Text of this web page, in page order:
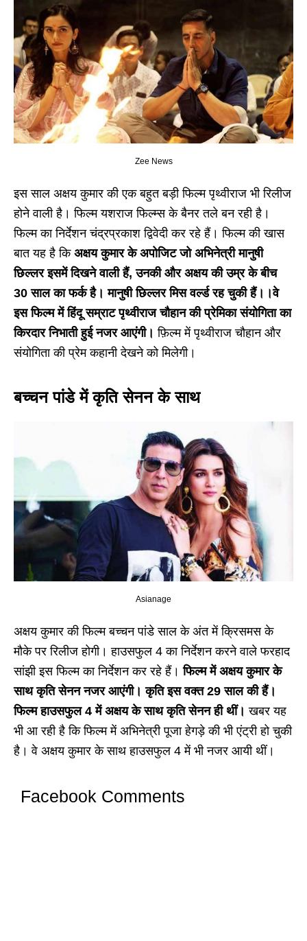
Zee News
इस साल अक्षय कुमार की एक बहुत बड़ी फिल्म पृथ्वीराज भी रिलीज
होने वाली है। फिल्म यशराज फिल्म्स के बैनर तले बन रही है।
फिल्म का निर्देशन चंद्रप्रकाश द्विवेदी कर रहे हैं। फिल्म की खास
बात यह है कि अक्षय कुमार के अपोजिट जो अभिनेत्री मानुषी
छिल्लर इसमें दिखने वाली हैं, उनकी और अक्षय की उम्र के बीच
30 साल का फर्क है। मानुषी छिल्लर मिस वर्ल्ड रह चुकी हैं।।वे
इस फिल्म में हिंदू सम्राट पृथ्वीराज चौहान की प्रेमिका संयोगिता का
किरदार निभाती हुई नजर आएंगी।फ़िल्म में पृथ्वीराज चौहान और
संयोगिता की प्रेम कहानी देखने को मिलेगी।
बच्चन पांडे में कृति सेनन के साथ
Asianage
अक्षय कुमार की फिल्म बच्चन पांडे साल के अंत में क्रिसमस के
मौके पर रिलीज होगी। हाउसफुल 4 का निर्देशन करने वाले फरहाद
सांझी इस फिल्म का निर्देशन कर रहे हैं।फिल्म में अक्षय कुमार के
साथ कृति सेनन नजर आएंगी। कृति इस वक्त 29 साल की हैं।
फिल्म हाउसफुल 4 में अक्षय के साथ कृति सेनन ही थीं।खबर यह
भी आ रही है कि फिल्म में अभिनेत्री पूजा हेगड़े की भी एंट्री हो चुकी
है। वे अक्षय कुमार के साथ हाउसफुल 4 में भी नजर आयी थीं।
Facebook Comments